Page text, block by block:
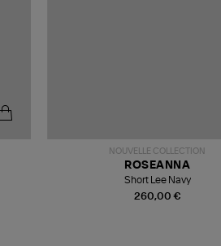
NOUVELLE COLLECTION
260,00 €
ROSEANNA
Short Lee Navy